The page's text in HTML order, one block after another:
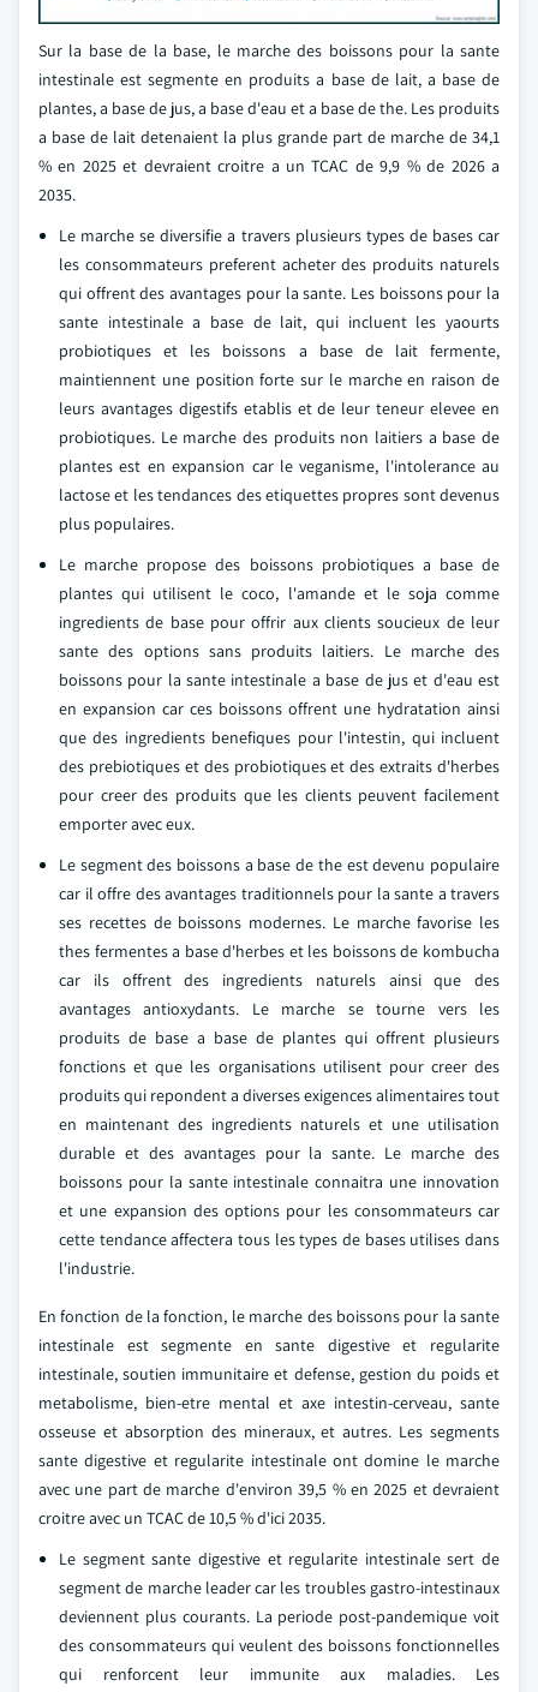
Sur la base de la base, le marche des boissons pour la sante
intestinale est segmente en produits a base de lait, a base de
plantes, a base de jus, a base d'eau et a base de the. Les produits
a base de lait detenaient la plus grande part de marche de 34,1
% en 2025 et devraient croitre a un TCAC de 9,9 % de 2026 a
2035.
Le marche se diversifie a travers plusieurs types de bases car
les consommateurs preferent acheter des produits naturels
qui offrent des avantages pour la sante. Les boissons pour la
sante intestinale a base de lait, qui incluent les yaourts
probiotiques et les boissons a base de lait fermente,
maintiennent une position forte sur le marche en raison de
leurs avantages digestifs etablis et de leur teneur elevee en
probiotiques. Le marche des produits non laitiers a base de
plantes est en expansion car le veganisme, l'intolerance au
lactose et les tendances des etiquettes propres sont devenus
plus populaires.
Le marche propose des boissons probiotiques a base de
plantes qui utilisent le coco, l'amande et le soja comme
ingredients de base pour offrir aux clients soucieux de leur
sante des options sans produits laitiers. Le marche des
boissons pour la sante intestinale a base de jus et d'eau est
en expansion car ces boissons offrent une hydratation ainsi
que des ingredients benefiques pour l'intestin, qui incluent
des prebiotiques et des probiotiques et des extraits d'herbes
pour creer des produits que les clients peuvent facilement
emporter avec eux.
Le segment des boissons a base de the est devenu populaire
car il offre des avantages traditionnels pour la sante a travers
ses recettes de boissons modernes. Le marche favorise les
thes fermentes a base d'herbes et les boissons de kombucha
car ils offrent des ingredients naturels ainsi que des
avantages antioxydants. Le marche se tourne vers les
produits de base a base de plantes qui offrent plusieurs
fonctions et que les organisations utilisent pour creer des
produits qui repondent a diverses exigences alimentaires tout
en maintenant des ingredients naturels et une utilisation
durable et des avantages pour la sante. Le marche des
boissons pour la sante intestinale connaitra une innovation
et une expansion des options pour les consommateurs car
cette tendance affectera tous les types de bases utilises dans
l'industrie.
En fonction de la fonction, le marche des boissons pour la sante
intestinale est segmente en sante digestive et regularite
intestinale, soutien immunitaire et defense, gestion du poids et
metabolisme, bien-etre mental et axe intestin-cerveau, sante
osseuse et absorption des mineraux, et autres. Les segments
sante digestive et regularite intestinale ont domine le marche
avec une part de marche d'environ 39,5 % en 2025 et devraient
croitre avec un TCAC de 10,5 % d'ici 2035.
Le segment sante digestive et regularite intestinale sert de
segment de marche leader car les troubles gastro-intestinaux
deviennent plus courants. La periode post-pandemique voit
des consommateurs qui veulent des boissons fonctionnelles
qui renforcent leur immunite aux maladies. Les